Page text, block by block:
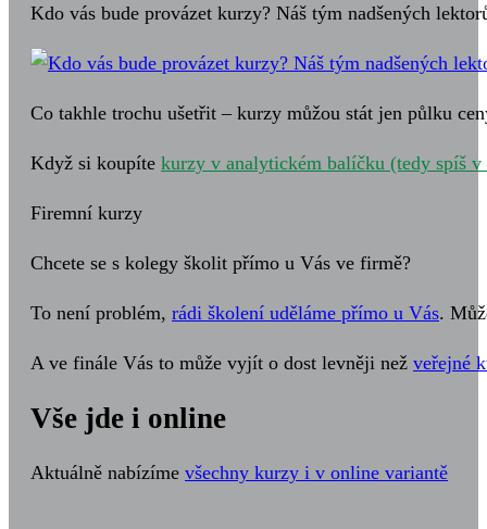
Kdo vás bude provázet kurzy? Náš tým nadšených
Co takhle trochu ušetřit – kurzy můžou stát jen půlku
Když si koupíte kurzy v analytickém balíčku (tedy spíš
Firemní kurzy
Chcete se s kolegy školit přímo u Vás ve firmě?
To není problém, rádi školení uděláme přímo u Vás.
A ve finále Vás to může vyjít o dost levněji než veřejné
Vše jde i online
Aktuálně nabízíme všechny kurzy i v online variantě